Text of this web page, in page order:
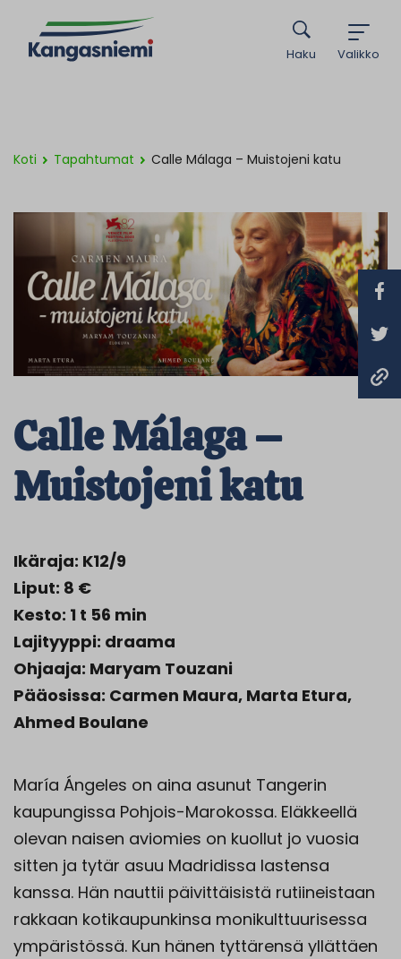
Valikko
Haku
Koti Tapahtumat Calle Málaga – Muistojeni katu
Calle Málaga –
Muistojeni katu
Ikäraja: K12/9
Liput: 8 €
Kesto: 1 t 56 min
Lajityyppi: draama
Ohjaaja: Maryam Touzani
Pääosissa: Carmen Maura, Marta Etura,
Ahmed Boulane
María Ángeles on aina asunut Tangerin
kaupungissa Pohjois-Marokossa. Eläkkeellä
olevan naisen aviomies on kuollut jo vuosia
sitten ja tytär asuu Madridissa lastensa
kanssa. Hän nauttii päivittäisistä rutiineistaan
rakkaan kotikaupunkinsa monikulttuurisessa
ympäristössä. Kun hänen tyttärensä yllättäen